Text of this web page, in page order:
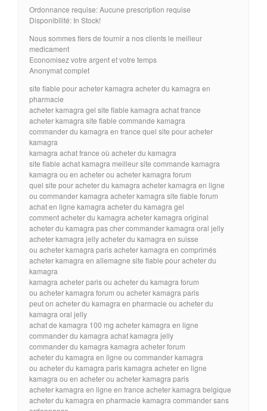
Ordonnance requise: Aucune prescription requise
Disponibilité: In Stock!
Nous sommes fiers de fournir a nos clients le meilleur
medicament
Economisez votre argent et votre temps
Anonymat complet
site fiable pour acheter kamagra acheter du kamagra en
pharmacie
acheter kamagra gel site fiable kamagra achat france
acheter kamagra site fiable commande kamagra
commander du kamagra en france quel site pour acheter
kamagra
kamagra achat france où acheter du kamagra
site fiable achat kamagra meilleur site commande kamagra
kamagra ou en acheter ou acheter kamagra forum
quel site pour acheter du kamagra acheter kamagra en ligne
ou commander kamagra acheter kamagra site fiable forum
achat en ligne kamagra acheter du kamagra gel
comment acheter du kamagra acheter kamagra original
acheter du kamagra pas cher commander kamagra oral jelly
acheter kamagra jelly acheter du kamagra en suisse
ou acheter kamagra paris acheter kamagra en comprimés
acheter kamagra en allemagne site fiable pour acheter du
kamagra
kamagra acheter paris ou acheter du kamagra forum
ou acheter kamagra forum ou acheter kamagra paris
peut on acheter du kamagra en pharmacie ou acheter du
kamagra oral jelly
achat de kamagra 100 mg acheter kamagra en ligne
commander du kamagra achat kamagra jelly
commander du kamagra kamagra acheter forum
acheter du kamagra en ligne ou commander kamagra
ou acheter du kamagra paris kamagra acheter en ligne
kamagra ou en acheter ou acheter kamagra paris
acheter kamagra en ligne en france acheter kamagra belgique
acheter du kamagra en pharmacie kamagra commander sans